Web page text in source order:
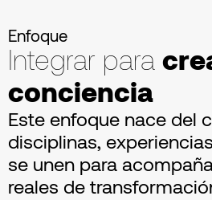
Enfoque
Integrar para
conciencia
Este enfoque nace del
disciplinas,
se unen para
reales de